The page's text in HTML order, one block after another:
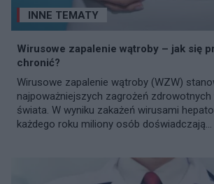
INNE TEMATY
Wirusowe zapalenie wątroby – jak się
chronić?
Wirusowe zapalenie wątroby (WZW)
najpoważniejszych zagrożeń zdrowotnych
świata. W wyniku zakażeń wirusami
każdego roku miliony osób doświadczają...